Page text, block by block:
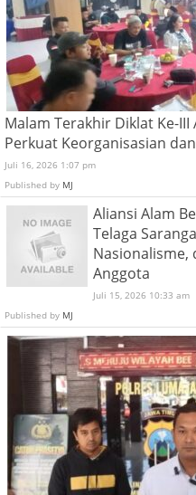
Malam Terakhir Diklat Ke-III
Perkuat Keorganisasian
Juli 16, 2026 1:07 pm
Published by MJ
Aliansi Alam
Telaga
Nasionalisme,
Anggota
Juli 15, 2026 10:33 am
Published by MJ